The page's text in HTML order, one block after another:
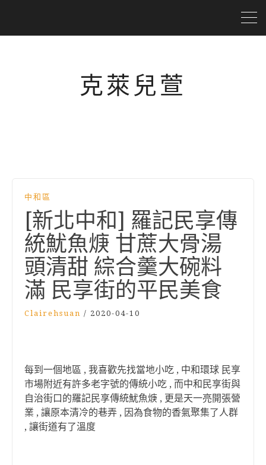
克萊兒萱
中和區
[新北中和] 羅記民享傳
統魷魚焿 甘蔗大骨湯
頭清甜 綜合羹大碗料
滿 民享街的平民美食
Clairehsuan / 2020-04-10
每到一個地區 , 我喜歡先找當地小吃 , 中和環球 民享
市場附近有許多老字號的傳統小吃 , 而中和民享街與
自治街口的羅記民享傳統魷魚焿 , 更是天一亮開張營
業 , 讓原本清冷的巷弄 , 因為食物的香氣聚集了人群
, 讓街道有了溫度